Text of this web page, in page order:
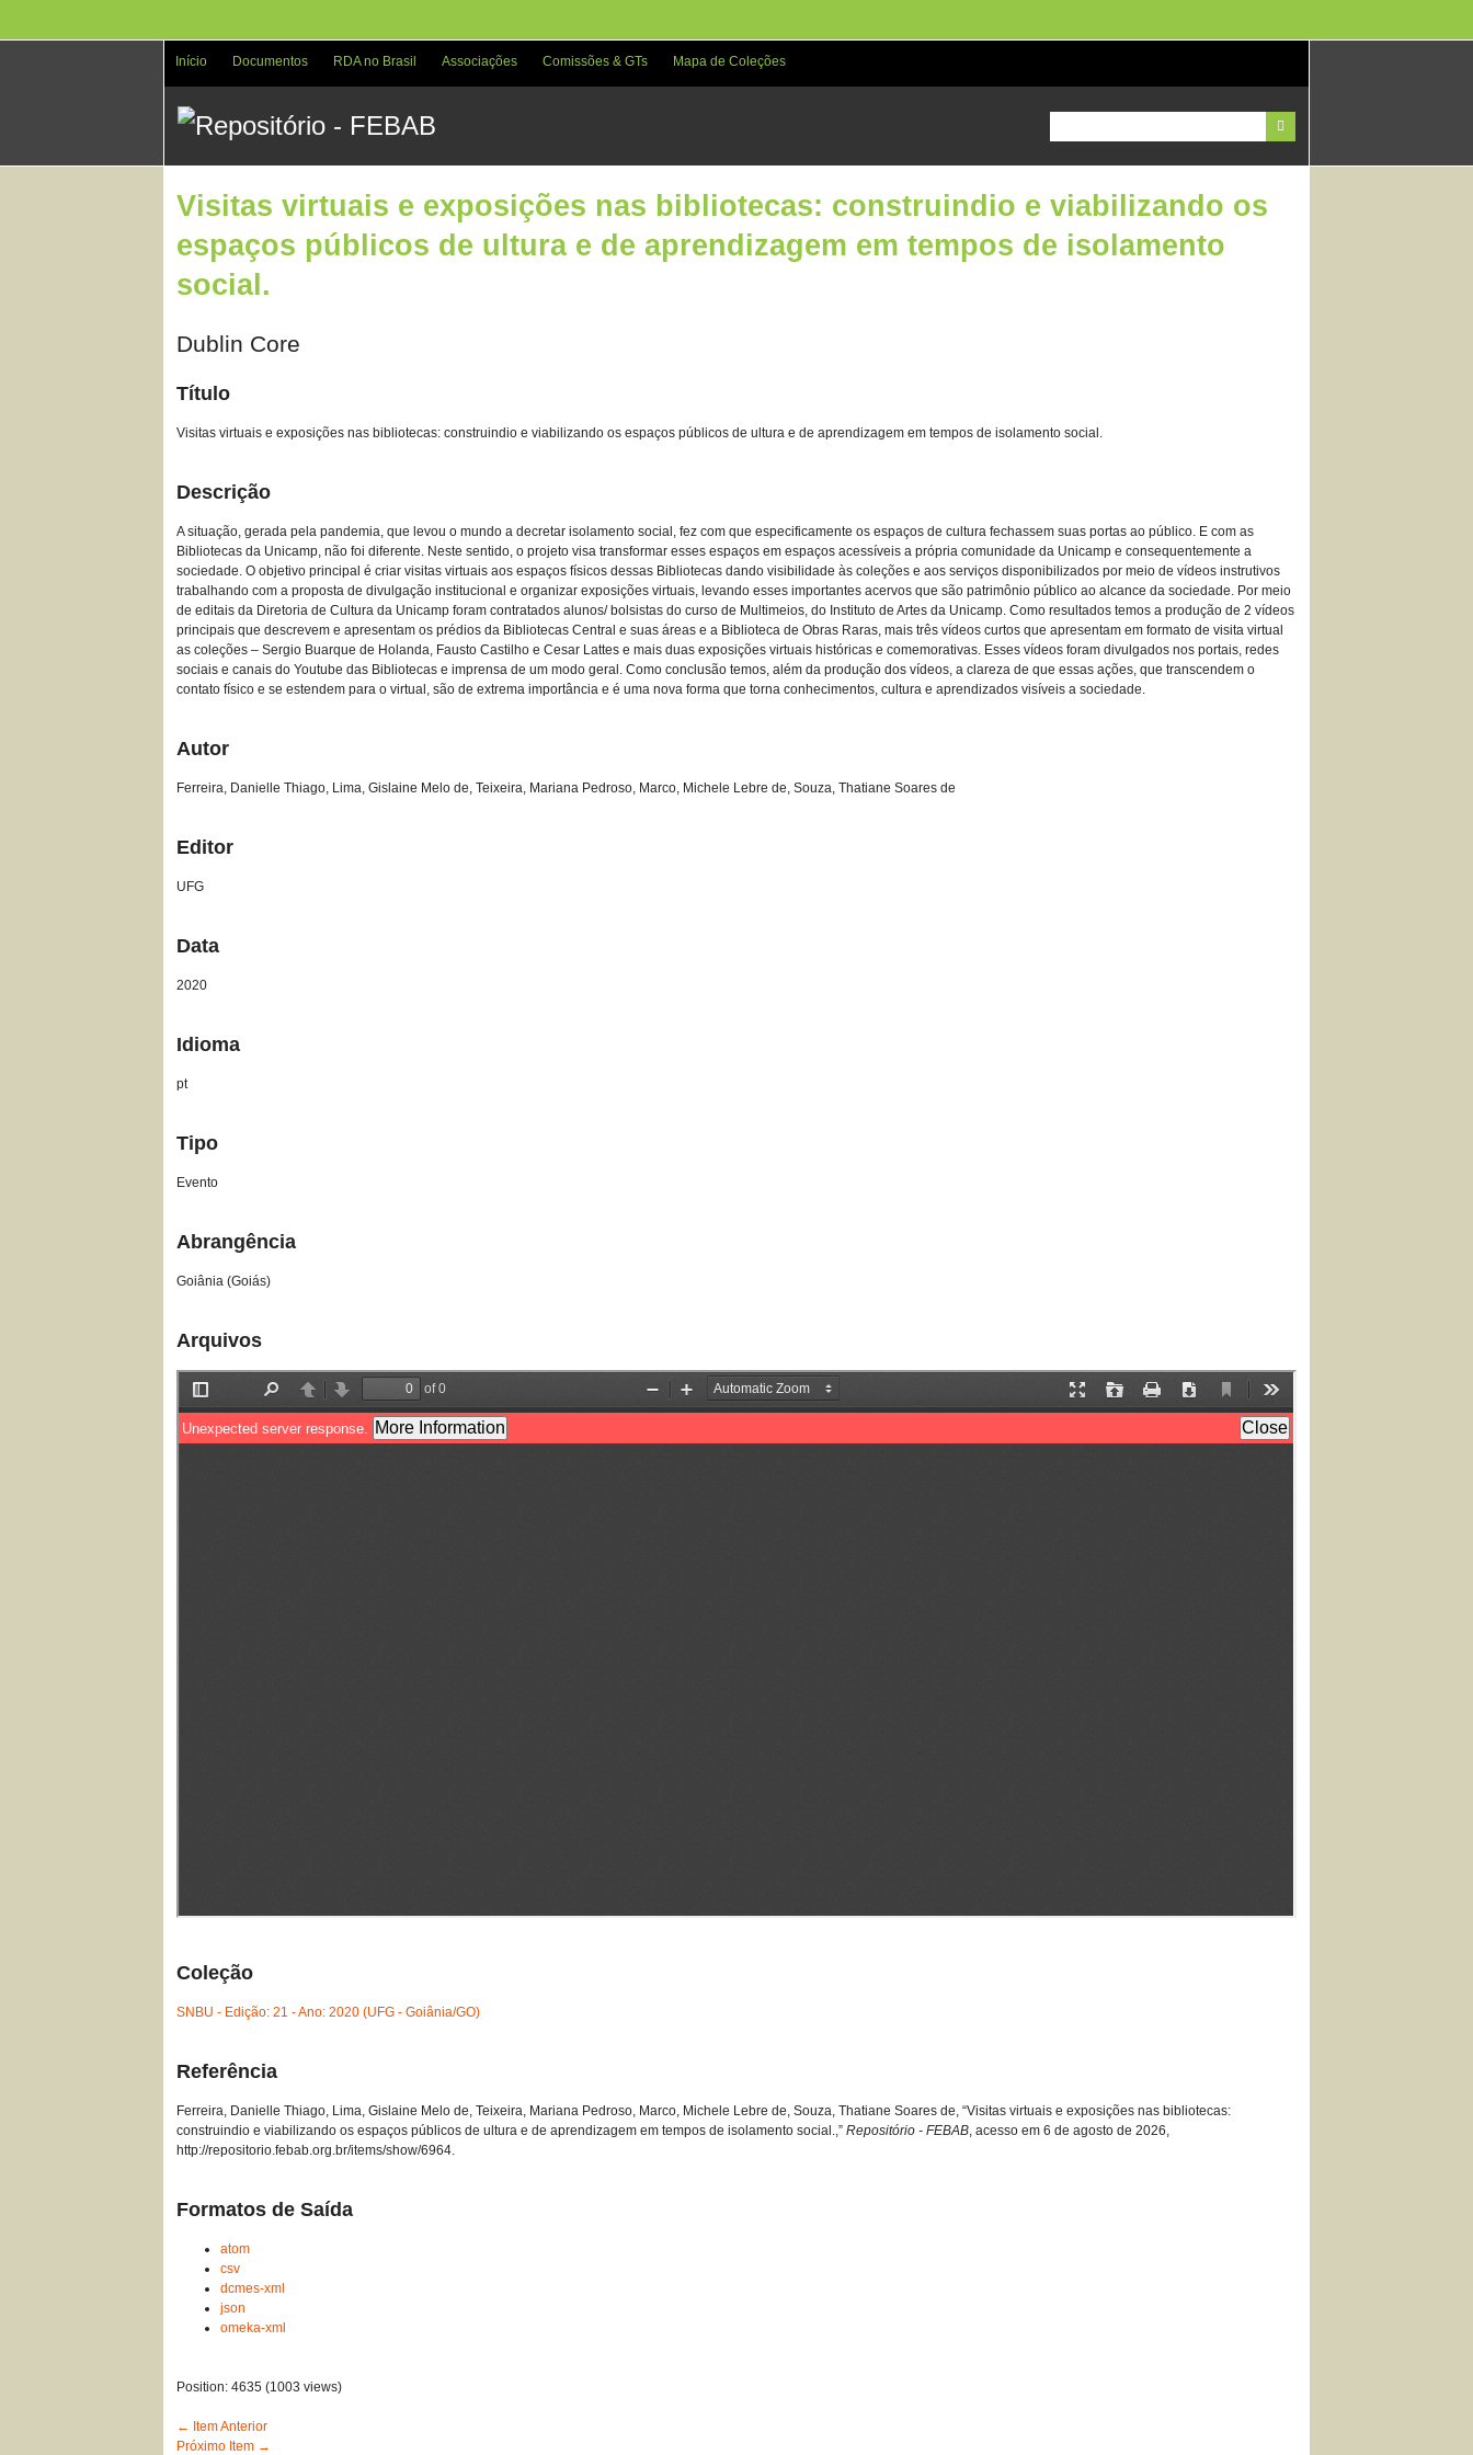
Início Documentos RDA no Brasil Associações Comissões & GTs Mapa de Coleções
Visitas virtuais e exposições nas bibliotecas: construindio e viabilizando os
espaços públicos de ultura e de aprendizagem em tempos de isolamento
social.
Dublin Core
Título
Visitas virtuais e exposições nas bibliotecas: construindio e viabilizando os espaços públicos de ultura e de aprendizagem em tempos de isolamento social.
Descrição
A situação, gerada pela pandemia, que levou o mundo a decretar isolamento social, fez com que especificamente os espaços de cultura fechassem suas portas ao público. E com as
Bibliotecas da Unicamp, não foi diferente. Neste sentido, o projeto visa transformar esses espaços em espaços acessíveis a própria comunidade da Unicamp e consequentemente a
sociedade. O objetivo principal é criar visitas virtuais aos espaços físicos dessas Bibliotecas dando visibilidade às coleções e aos serviços disponibilizados por meio de vídeos instrutivos
trabalhando com a proposta de divulgação institucional e organizar exposições virtuais, levando esses importantes acervos que são patrimônio público ao alcance da sociedade. Por meio
de editais da Diretoria de Cultura da Unicamp foram contratados alunos/ bolsistas do curso de Multimeios, do Instituto de Artes da Unicamp. Como resultados temos a produção de 2 vídeos
principais que descrevem e apresentam os prédios da Bibliotecas Central e suas áreas e a Biblioteca de Obras Raras, mais três vídeos curtos que apresentam em formato de visita virtual
as coleções – Sergio Buarque de Holanda, Fausto Castilho e Cesar Lattes e mais duas exposições virtuais históricas e comemorativas. Esses vídeos foram divulgados nos portais, redes
sociais e canais do Youtube das Bibliotecas e imprensa de um modo geral. Como conclusão temos, além da produção dos vídeos, a clareza de que essas ações, que transcendem o
contato físico e se estendem para o virtual, são de extrema importância e é uma nova forma que torna conhecimentos, cultura e aprendizados visíveis a sociedade.
Autor
Ferreira, Danielle Thiago, Lima, Gislaine Melo de, Teixeira, Mariana Pedroso, Marco, Michele Lebre de, Souza, Thatiane Soares de
Editor
UFG
Data
2020
Idioma
pt
Tipo
Evento
Abrangência
Goiânia (Goiás)
Arquivos
Coleção
SNBU - Edição: 21 - Ano: 2020 (UFG - Goiânia/GO)
Referência
Ferreira, Danielle Thiago, Lima, Gislaine Melo de, Teixeira, Mariana Pedroso, Marco, Michele Lebre de, Souza, Thatiane Soares de, “Visitas virtuais e exposições nas bibliotecas:
construindio e viabilizando os espaços públicos de ultura e de aprendizagem em tempos de isolamento social.,”Repositório - FEBAB, acesso em 6 de agosto de 2026,
http://repositorio.febab.org.br/items/show/6964.
Formatos de Saída
atom
csv
dcmes-xml
json
omeka-xml
Position:4635 (1003 views)
← Item Anterior
Próximo Item →